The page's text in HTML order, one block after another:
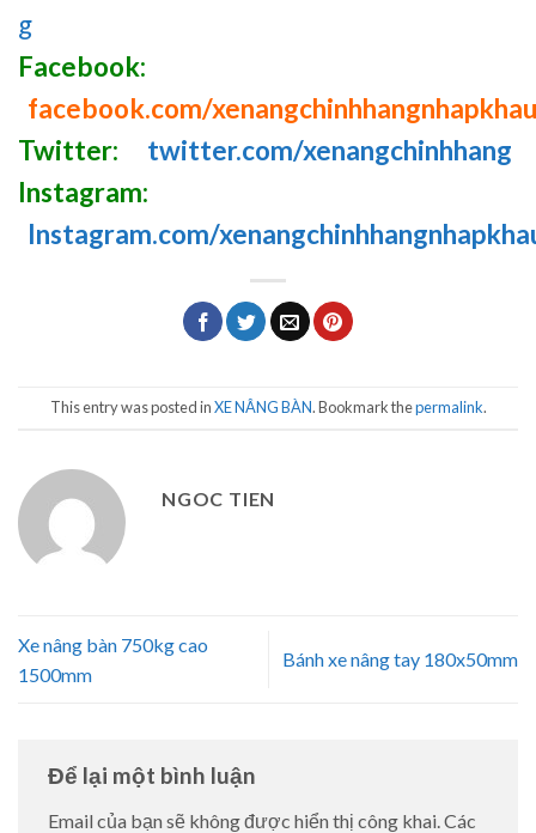
g
Facebook:
facebook.com/xenangchinhhangnhapkhau
Twitter:
twitter.com/xenangchinhhang
Instagram:
Instagram.com/
This entry was posted inXE NÂNG BÀN. Bookmark thepermalink.
NGOC TIEN
Xe nâng bàn 750kg cao
1500mm
Bánh xe nâng tay 180x50mm
Để lại một bình luận
Email của bạn sẽ không được hiển thị công khai. Các